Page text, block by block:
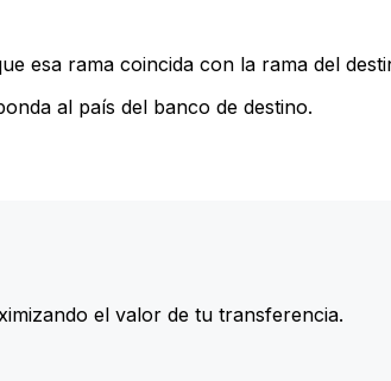
esa rama coincida con la rama del
al país del banco de destino.
el valor de tu transferencia.